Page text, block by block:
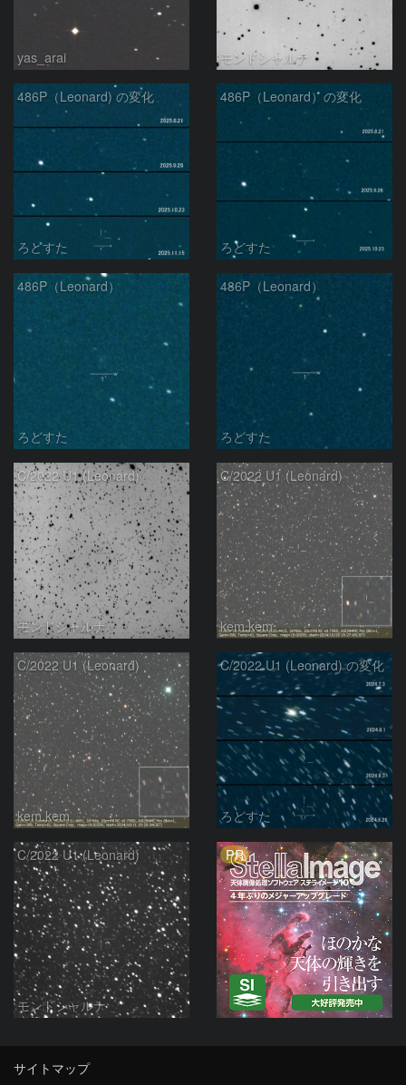
yas_arai モンドシャルナ
486P（Leonard) の変化
ろどすた
486P（Leonard）の変化
ろどすた
486P（Leonard）
ろどすた
486P（Leonard）
ろどすた
C/2022 U1 (Leonard)
モンドシャルナ
C/2022 U1 (Leonard)
kem.kem
C/2022 U1 (Leonard)
kem.kem
C/2022 U1 (Leonard) の変化
ろどすた
C/2022 U1 (Leonard)
モンドシャルナ
PR
サイトマップ